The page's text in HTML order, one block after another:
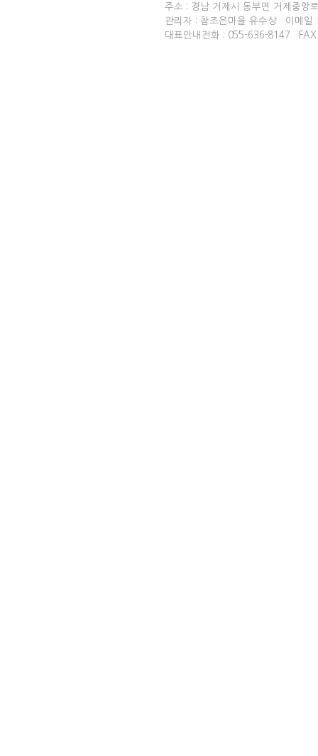
주소 : 경남 거제시 동부면 거제중
관리자 : 참조은마을 유수상 이메
대표안내전화 : 055-636-8147